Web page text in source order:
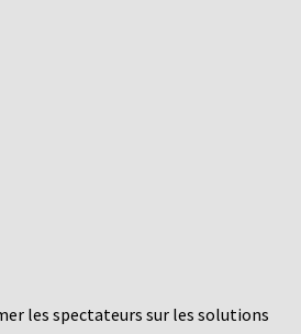
les spectateurs sur les solutions